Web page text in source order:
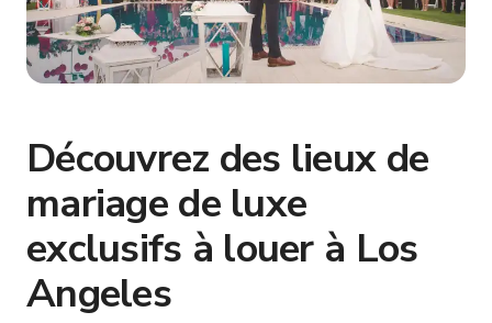
Découvrez des lieux de
mariage de luxe
exclusifs à louer à Los
Angeles